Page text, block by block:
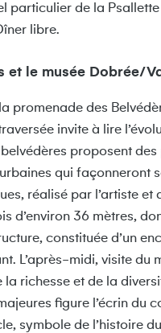
particulier de la
libre.
le musée Dobrée/
promenade des
invite à lire
proposent des
qui façonneront
réalisé par l’artiste
d’environ 36 mètres,
constituée d’un
L’après-midi, visite du
richesse et de la
figure l’écrin du
symbole de l’histoire